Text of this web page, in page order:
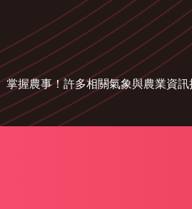
握農事！許多相關氣象與農業資訊